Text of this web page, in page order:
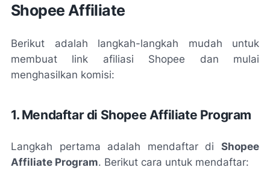
Shopee Affiliate
Berikut adalah langkah-langkah mudah untuk
membuat link afiliasi Shopee dan mulai
menghasilkan komisi:
1. Mendaftar di Shopee Affiliate Program
Langkah pertama adalah mendaftar di Shopee
Affiliate Program. Berikut cara untuk mendaftar: